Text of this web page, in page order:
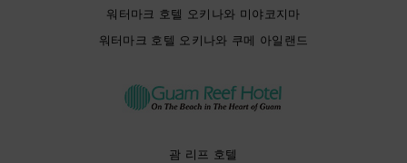
워터마크 호텔 오키나와 미야코지마
워터마크 호텔 오키나와 쿠메 아일랜드
괌 리프 호텔